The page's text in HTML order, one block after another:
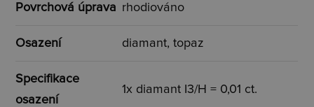
Povrchová úprava rhodiováno
Osazení diamant, topaz
Specifikace
osazení
1x diamant I3/H = 0,01 ct.